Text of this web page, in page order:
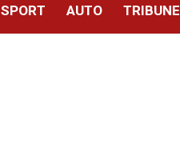
SPORT AUTO TRIBUNE